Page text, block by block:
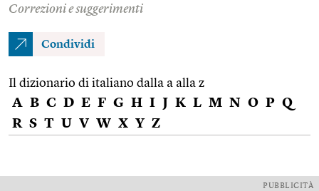
Correzioni e suggerimenti
Condividi
Il dizionario di italiano dalla a alla z
A B C D E F G H I J K L M N O P Q
R S T U V W X Y Z
PUBBLICITÀ